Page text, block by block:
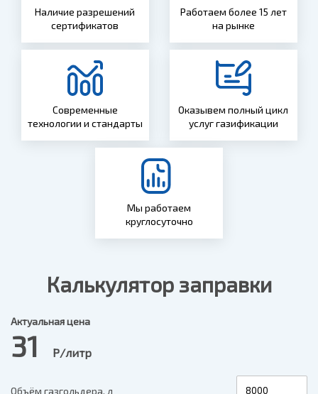
Наличие разрешений
сертификатов
Работаем более 15 лет
на рынке
Современные
технологии и стандарты
Оказывем полный цикл
услуг газификации
Мы работаем
круглосуточно
Калькулятор заправки
Актуальная цена
31 Р/литр
Объём газгольдера, л